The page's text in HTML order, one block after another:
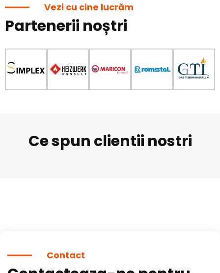
Vezi cu cine lucrăm
Partenerii noștri
Ce spun clientii nostri
Contact